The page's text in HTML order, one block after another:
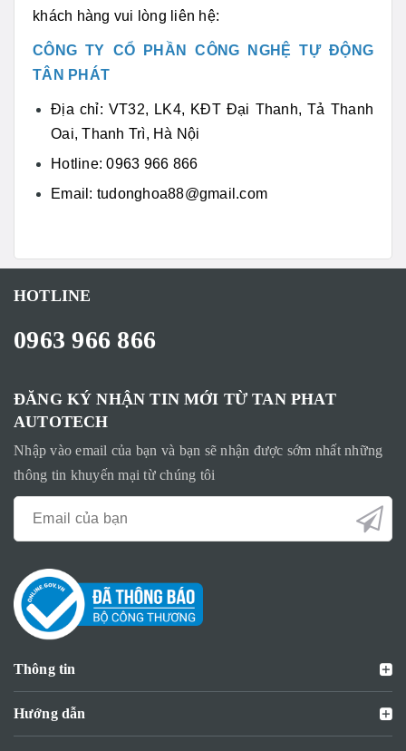
khách hàng vui lòng liên hệ:
CÔNG TY CỔ PHẦN CÔNG NGHỆ TỰ ĐỘNG
TÂN PHÁT
Địa chỉ: VT32, LK4, KĐT Đại Thanh, Tả Thanh
Oai, Thanh Trì, Hà Nội
Hotline: 0963 966 866
Email: tudonghoa88@gmail.com
HOTLINE
0963 966 866
ĐĂNG KÝ NHẬN TIN MỚI TỪ TAN PHAT
AUTOTECH
Nhập vào email của bạn và bạn sẽ nhận được sớm nhất những
thông tin khuyến mại từ chúng tôi
Thông tin
Hướng dẫn